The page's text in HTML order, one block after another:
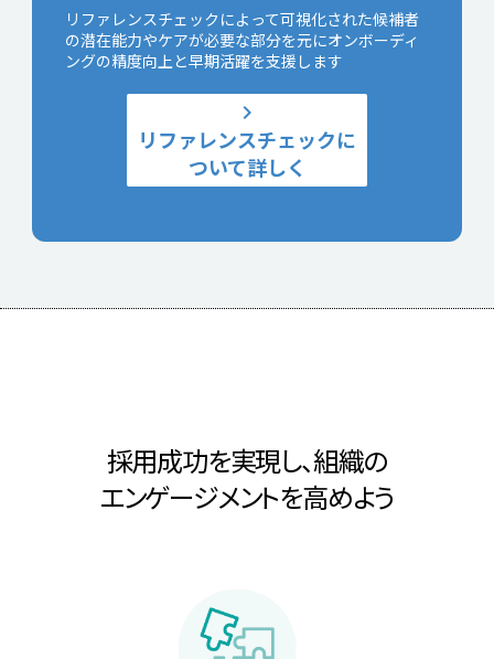
リファレンスチェックによって可視化された候補者
の潜在能力やケアが必要な部分を元にオンボーディ
ングの精度向上と早期活躍を支援します
keyboard_arrow_right
リファレンスチェックに
ついて詳しく
採用成功を実現し、組織の
エンゲージメントを高めよう